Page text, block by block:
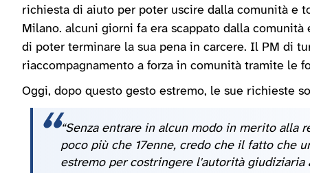
richiesta di aiuto per poter uscire dalla comunità e
Milano. alcuni giorni fa era scappato dalla
di poter terminare la sua pena in carcere. Il PM di
riaccompagnamento a forza in comunità tramite le
Oggi, dopo questo gesto estremo, le sue richieste
“Senza entrare in alcun modo in merito alla
poco più che 17enne, credo che il fatto che
estremo per costringere l'autorità